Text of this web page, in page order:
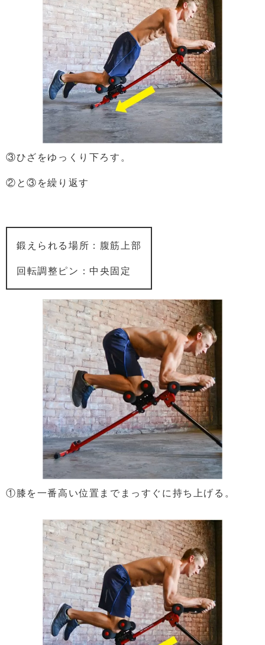
③ひざをゆっくり下ろす。
②と③を繰り返す
鍛えられる場所：腹筋上部
回転調整ピン：中央固定
①膝を一番高い位置までまっすぐに持ち上げる。